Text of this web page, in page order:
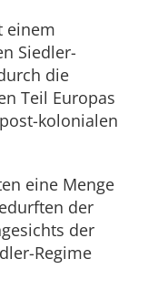
einem
Siedler-
die
Teil Europas
kolonialen
eine Menge
der
der
Regime